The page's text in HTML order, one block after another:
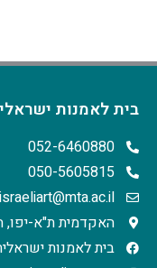
בית לאמנות
052-6460880
050-5605815
israeliart@mta.ac.il
האקדמית ת"א-יפו, חבר
בית לאמנות